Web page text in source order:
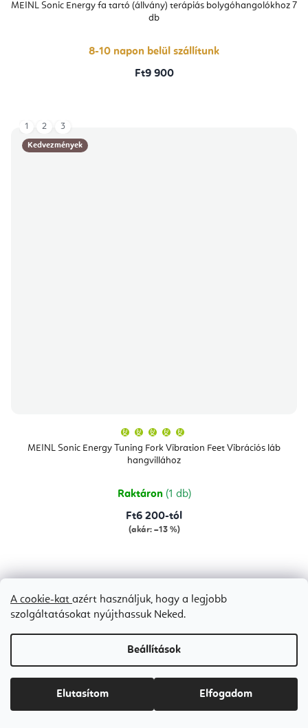
A cookie-kat azért használjuk, hogy a legjobb
szolgáltatásokat nyújthassuk Neked.
Beállítások
Elutasítom Elfogadom
MEINL Sonic Energy fa tartó (állvány) terápiás bolygóhangolókhoz 7
db
8-10 napon belül szállítunk
Ft9 900
Kedvezmények
MEINL Sonic Energy Tuning Fork Vibration Feet Vibrációs láb
hangvillához
átlagos
értékelése
csillag.
Raktáron (1 db)
Ft6 200-tól
(akár: –13 %)
1 2 3
Bestseller